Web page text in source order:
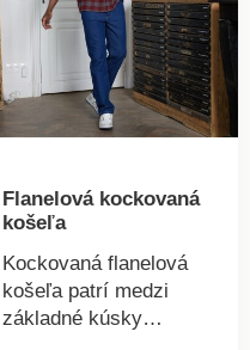
dvojité sedlo. 2 sklady
pod sedlom. Rovný
spodný lem. Možno prať
v práčke.
Flanelová kockovaná
košeľa
Kockovaná flanelová
košeľa patrí medzi
základné kúsky